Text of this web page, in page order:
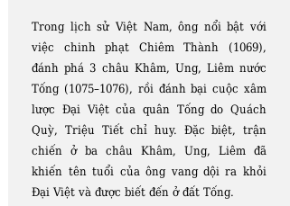
Trong lịch sử Việt Nam, ông nổi bật với
việc chinh phạt Chiêm Thành (1069),
đánh phá 3 châu Khâm, Ung, Liêm nước
Tống (1075–1076), rồi đánh bại cuộc xâm
lược Đại Việt của quân Tống do Quách
Quỳ, Triệu Tiết chỉ huy. Đặc biệt, trận
chiến ở ba châu Khâm, Ung, Liêm đã
khiến tên tuổi của ông vang dội ra khỏi
Đại Việt và được biết đến ở đất Tống.